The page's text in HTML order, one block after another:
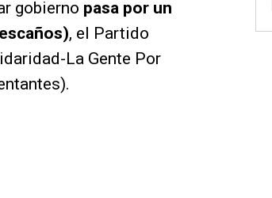
gobierno pasa por un
, el Partido
La Gente Por